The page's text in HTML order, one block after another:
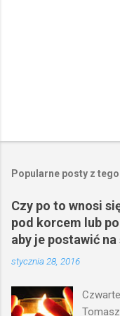
Popularne posty z
Czy po to wnosi
pod korcem lub
aby je postawić
stycznia 28, 2016